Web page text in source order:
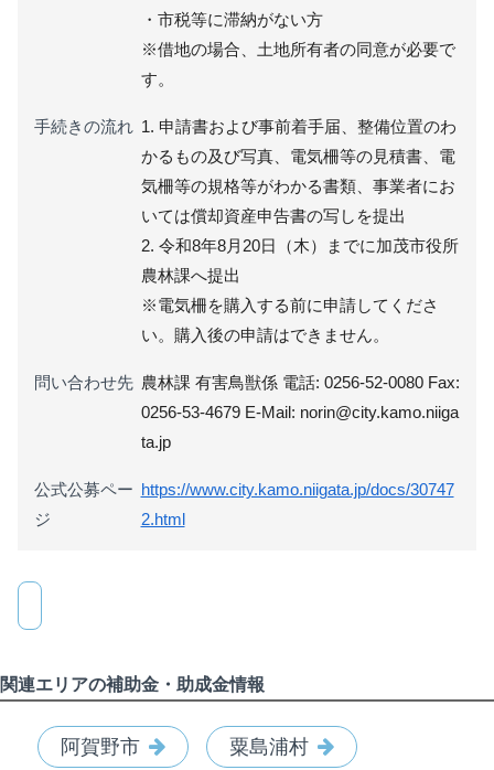
・市税等に滞納がない方
※借地の場合、土地所有者の同意が必要で
す。
手続きの流れ 1. 申請書および事前着手届、整備位置のわ
かるもの及び写真、電気柵等の見積書、電
気柵等の規格等がわかる書類、事業者にお
いては償却資産申告書の写しを提出
2. 令和8年8月20日（木）までに加茂市役所
農林課へ提出
※電気柵を購入する前に申請してくださ
い。購入後の申請はできません。
問い合わせ先 農林課 有害鳥獣係 電話: 0256-52-0080 Fax:
0256-53-4679 E-Mail: norin@city.kamo.niiga
ta.jp
公式公募ペー
ジ
https://www.city.kamo.niigata.jp/docs/30747
2.html
関連エリアの補助金・助成金情報
阿賀野市 粟島浦村